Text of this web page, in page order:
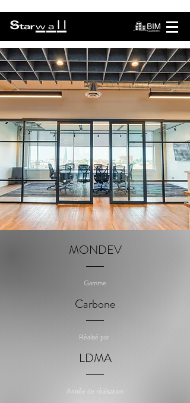
MONDEV
Gamme
Carbone
Réalisé par
LDMA
Année de réalisation